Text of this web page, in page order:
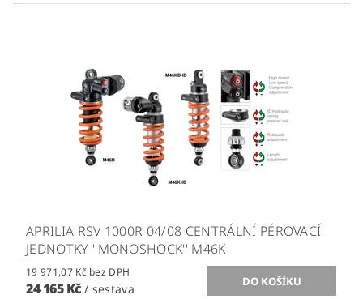
APRILIA RSV 1000R 04/08 CENTRÁLNÍ PÉROVACÍ
JEDNOTKY ''MONOSHOCK'' M46K
19 971,07 Kč bez DPH
24 165 Kč/ sestava